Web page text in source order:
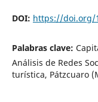
DOI: https://doi.org/
Palabras clave:
Análisis de Redes
turística, Pátzcuaro